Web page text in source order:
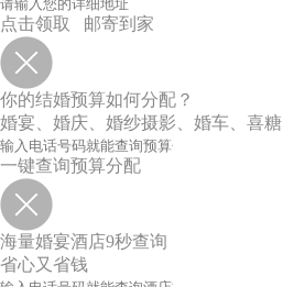
点击领取 邮寄到家
你的结婚预算如何分配？
婚宴、婚庆、婚纱摄影、婚车、喜糖
一键查询预算分配
海量婚宴酒店9秒查询
省心又省钱